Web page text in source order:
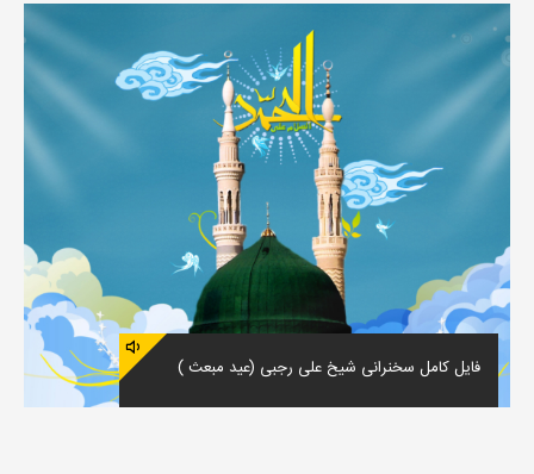
فایل کامل سخنرانی شیخ علی رجبی (عید مبعث )